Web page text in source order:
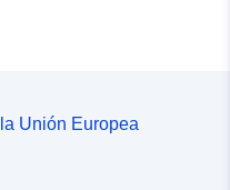
Unión Europea